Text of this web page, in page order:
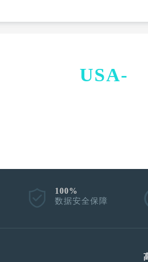
USA-
100%
数据安全保障